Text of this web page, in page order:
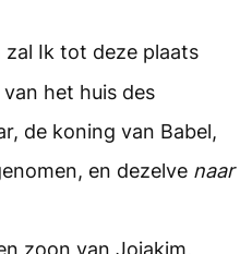
Ik tot deze plaats
het huis des
de koning van Babel,
en dezelve naar
zoon van Jojakim,